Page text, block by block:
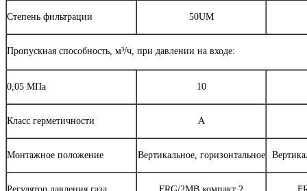
Степень фильтрации 50UМ
Пропускная способность, м³/ч, при давлении на входе:
0,05 МПа 10
Класс герметичности А
Монтажное положение Вертикальное, горизонтальное